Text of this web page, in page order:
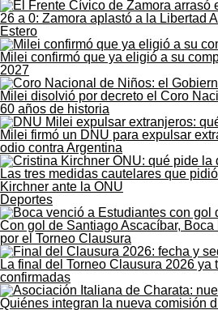
26 a 0: Zamora aplastó a la Libertad
Estero
Milei confirmó que ya eligió a su
2027
Milei disolvió por decreto el Coro
60 años de historia
Milei firmó un DNU para expulsar
odio contra Argentina
Las tres medidas cautelares que
Kirchner ante la ONU
Deportes
Con gol de Santiago Ascacíbar,
por el Torneo Clausura
La final del Torneo Clausura 2026 ya
confirmadas
Quiénes integran la nueva comisión